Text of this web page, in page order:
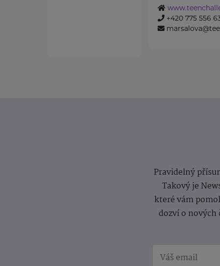
+420 775 556
Pravidelný
Takový je
které vám
dozví o